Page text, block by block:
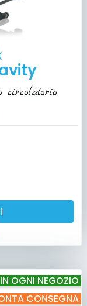
circolatorio
OGNI NEGOZIO
CONSEGNA